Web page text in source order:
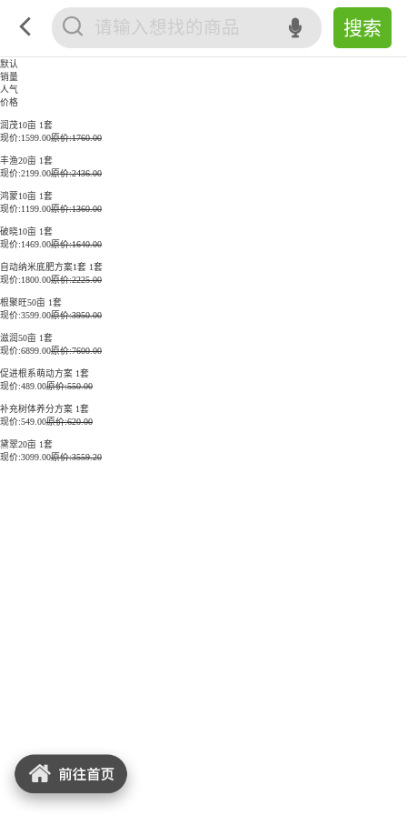
默认
销量
人气
价格
润茂10亩 1套
现价:1599.00原价:1760.00
丰渔20亩 1套
现价:2199.00原价:2436.00
鸿蒙10亩 1套
现价:1199.00原价:1360.00
破晓10亩 1套
现价:1469.00原价:1640.00
自动纳米底肥方案1套 1套
现价:1800.00原价:2225.00
根聚旺50亩 1套
现价:3599.00原价:3950.00
滋润50亩 1套
现价:6899.00原价:7600.00
促进根系萌动方案 1套
现价:489.00原价:550.00
补充树体养分方案 1套
现价:549.00原价:620.00
黛翠20亩 1套
现价:3099.00原价:3559.20